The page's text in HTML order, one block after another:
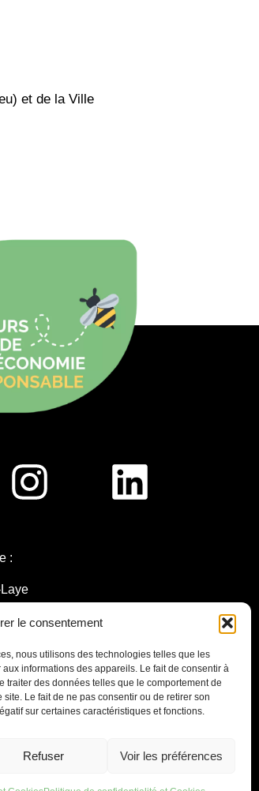
le consentement
nous utilisons des technologies telles que les
informations des appareils. Le fait de consentir à
traiter des données telles que le comportement de
Le fait de ne pas consentir ou de retirer son
sur certaines caractéristiques et fonctions.
Refuser Voir les préférences
et de la Ville
:
Frahier,